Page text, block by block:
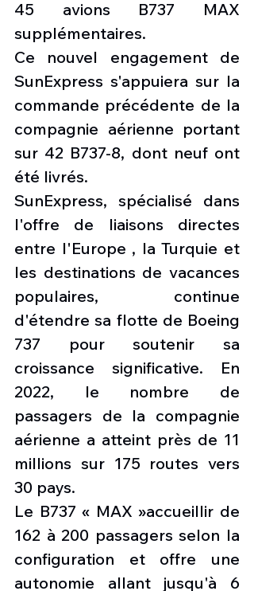
45 avions B737 MAX
supplémentaires.
Ce nouvel engagement de
SunExpress s'appuiera sur la
commande précédente de la
compagnie aérienne portant
sur 42 B737-8, dont neuf ont
été livrés.
SunExpress, spécialisé dans
l'offre de liaisons directes
entre l'Europe , la Turquie et
les destinations de vacances
populaires, continue
d'étendre sa flotte de Boeing
737 pour soutenir sa
croissance significative. En
2022, le nombre de
passagers de la compagnie
aérienne a atteint près de 11
millions sur 175 routes vers
30 pays.
Le B737 « MAX »accueillir de
162 à 200 passagers selon la
configuration et offre une
autonomie allant jusqu'à 6